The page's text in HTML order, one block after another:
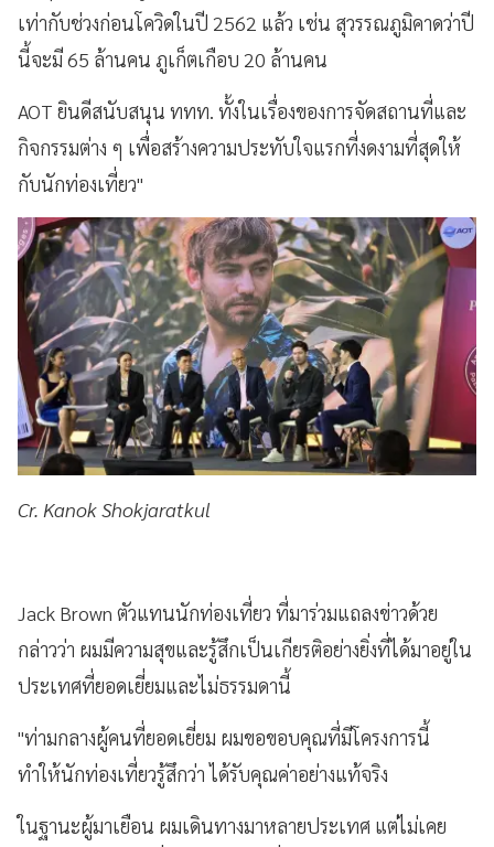
เท่ากับช่วงก่อนโควิดในปี 2562 แล้ว เช่น สุวรรณภูมิคาดว่าปี
นี้จะมี 65 ล้านคน ภูเก็ตเกือบ 20 ล้านคน
AOT ยินดีสนับสนุน ททท. ทั้งในเรื่องของการจัดสถานที่และ
กิจกรรมต่าง ๆ เพื่อสร้างความประทับใจแรกที่งดงามที่สุดให้
กับนักท่องเที่ยว"
Cr. Kanok Shokjaratkul
Jack Brown ตัวแทนนักท่องเที่ยว ที่มาร่วมแถลงข่าวด้วย
กล่าวว่า ผมมีความสุขและรู้สึกเป็นเกียรติอย่างยิ่งที่ได้มาอยู่ใน
ประเทศที่ยอดเยี่ยมและไม่ธรรมดานี้
"ท่ามกลางผู้คนที่ยอดเยี่ยม ผมขอขอบคุณที่มีโครงการนี้
ทำให้นักท่องเที่ยวรู้สึกว่า ได้รับคุณค่าอย่างแท้จริง
ในฐานะผู้มาเยือน ผมเดินทางมาหลายประเทศ แต่ไม่เคย